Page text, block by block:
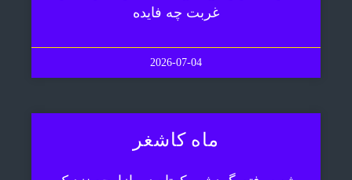
غربت چه فایده
2026-07-04
ماه کاشغر